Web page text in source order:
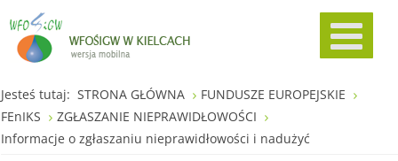
Jesteś tutaj: STRONA GŁÓWNA
FUNDUSZE EUROPEJSKIE
FEnIKS
ZGŁASZANIE NIEPRAWIDŁOWOŚCI
Informacje o zgłaszaniu nieprawidłowości i nadużyć